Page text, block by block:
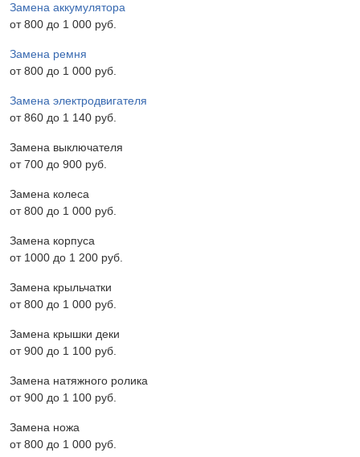
Замена аккумулятора
от 800 до 1 000 pyб.
Замена ремня
от 800 до 1 000 pyб.
Замена электродвигателя
от 860 до 1 140 pyб.
Замена выключателя
от 700 до 900 pyб.
Замена колеса
от 800 до 1 000 pyб.
Замена корпуса
от 1000 до 1 200 pyб.
Замена крыльчатки
от 800 до 1 000 pyб.
Замена крышки деки
от 900 до 1 100 pyб.
Замена натяжного ролика
от 900 до 1 100 pyб.
Замена ножа
от 800 до 1 000 pyб.